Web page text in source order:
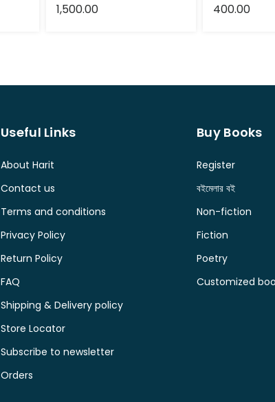
1,500.00
400.00
Useful Links
About Harit
Contact us
Terms and conditions
Privacy Policy
Return Policy
FAQ
Shipping & Delivery policy
Store Locator
Subscribe to newsletter
Orders
Buy Books
Register
বইমেলার বই
Non-fiction
Fiction
Poetry
Customized